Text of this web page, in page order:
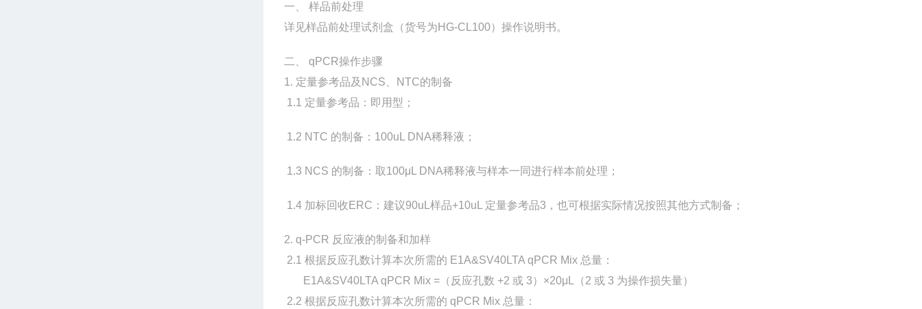
一、 样品前处理
详见样品前处理试剂盒（货号为HG-CL100）操作说明书。
二、 qPCR操作步骤
1. 定量参考品及NCS、NTC的制备
1.1 定量参考品：即用型；
1.2 NTC 的制备：100uL DNA稀释液；
1.3 NCS 的制备：取100μL DNA稀释液与样本一同进行样本前处理；
1.4 加标回收ERC：建议90uL样品+10uL 定量参考品3，也可根据实际情况按照其他方式制备；
2. q-PCR 反应液的制备和加样
2.1 根据反应孔数计算本次所需的 E1A&SV40LTA qPCR Mix 总量：
E1A&SV40LTA qPCR Mix =（反应孔数 +2 或 3）×20μL（2 或 3 为操作损失量）
2.2 根据反应孔数计算本次所需的 qPCR Mix 总量：